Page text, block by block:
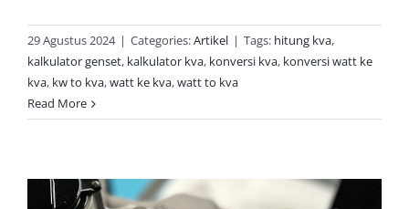
29 Agustus 2024 | Categories:Artikel | Tags: hitung kva,
kalkulator genset, kalkulator kva, konversi kva, konversi watt ke
kva, kw to kva,watt ke kva,watt to kva
Read More